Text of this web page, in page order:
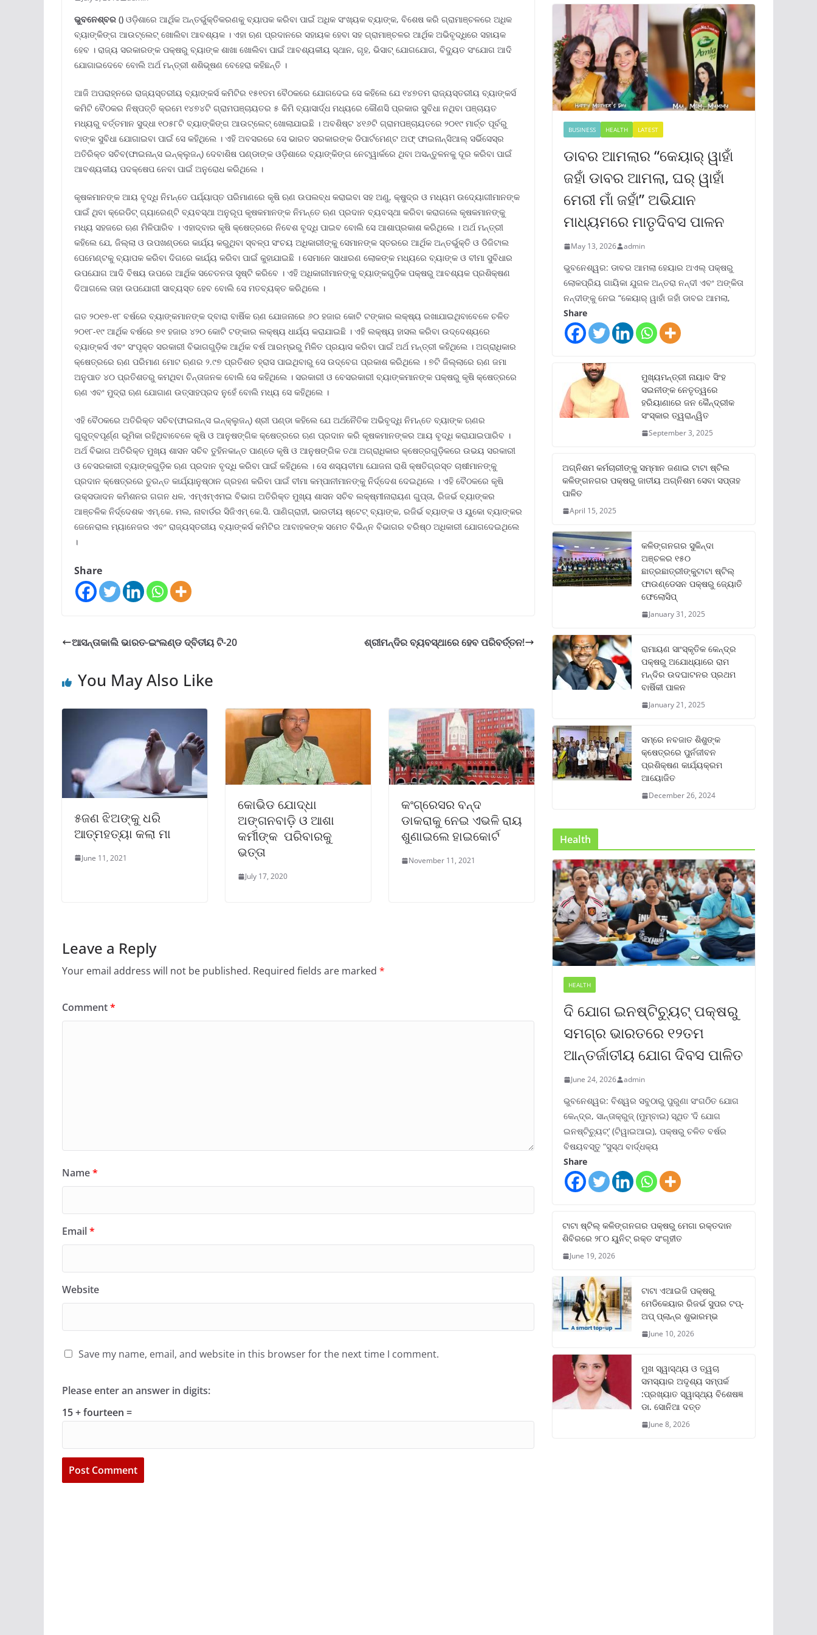
ଭୁବନେଶ୍ବର () ଓଡ଼ିଶାରେ ଆର୍ଥିକ ଅନ୍ତର୍ଭୁକ୍ତିକରଣକୁ ବ୍ୟାପକ କରିବା ପାଇଁ ଅଧିକ ସଂଖ୍ୟକ ବ୍ୟାଙ୍କ, ବିଶେଷ କରି ଗ୍ରାମାଞ୍ଚଳରେ ଅଧିକ
ବ୍ୟାଙ୍କିଙ୍ଗ ଆଉଟ୍‌ଲେଟ୍‌ ଖୋଲିବା ଆବଶ୍ୟକ । ଏହା ଋଣ ପ୍ରଦାନରେ ସହାୟକ ହେବା ସହ ଗ୍ରାମାଞ୍ଚଳର ଆର୍ଥିକ ଅଭିବୃଦ୍ଧିରେ ସହାୟକ
ହେବ । ରାଜ୍ୟ ସରକାରଙ୍କ ପକ୍ଷରୁ ବ୍ୟାଙ୍କ ଶାଖା ଖୋଲିବା ପାଇଁ ଆବଶ୍ୟକୀୟ ସ୍ଥାନ, ଗୃହ, ଭିସାଟ୍‌ ଯୋଗଯୋଗ, ବିଦ୍ୟୁତ ସଂଯୋଗ ଆଦି
ଯୋଗାଇଦେବେ ବୋଲି ଅର୍ଥ ମନ୍ତ୍ରୀ ଶଶିଭୂଷଣ ବେହେରା କହିଛନ୍ତି ।
ଆଜି ଅପରାହ୍ନରେ ରାଜ୍ୟସ୍ତରୀୟ ବ୍ୟାଙ୍କର୍ସ କମିଟିର ୧୫୧ତମ ବୈଠକରେ ଯୋଗଦେଇ ସେ କହିଲେ ଯେ ୧୪୭ତମ ରାଜ୍ୟସ୍ତରୀୟ ବ୍ୟାଙ୍କର୍ସ
କମିଟି ବୈଠକର ନିଷ୍ପତ୍ତି କ୍ରମେ ୧୪୭୪ଟି ଗ୍ରାମପଞ୍ଚାୟତର ୫ କିମି ବ୍ୟାସାର୍ଦ୍ଧ ମଧ୍ୟରେ କୌଣସି ପ୍ରକାର ସୁବିଧା ନଥିବା ପଞ୍ଚାୟତ
ମଧ୍ୟରୁ ବର୍ତ୍ତମାନ ସୁଦ୍ଧା ୧୦୫୮ଟି ବ୍ୟାଙ୍କିଙ୍ଗ ଆଉଟ୍‌ଲେଟ୍‌ ଖୋଲାଯାଇଛି । ଅବଶିଷ୍ଟ ୪୧୬ଟି ଗ୍ରାମପଞ୍ଚାୟତରେ ୨୦୧୯ ମାର୍ଚ୍ଚ ପୂର୍ବରୁ
ବାଙ୍କ ସୁବିଧା ଯୋଗାଇବା ପାଇଁ ସେ କହିଥିଲେ । ଏହି ଅବସରରେ ସେ ଭାରତ ସରକାରଙ୍କ ଡିପାର୍ଟମେଣ୍ଟ ଅଫ୍‌ ଫାଇନାନ୍‌ସିଆଲ୍‌ ସର୍ଭିସେସ୍‌ର
ଅତିରିକ୍ତ ସଚିବ(ଫାଇନାନ୍ସ ଇନ୍‌କ୍ଲୁଜନ୍‌) ଦେବାଶିଷ ପଣ୍ଡାଙ୍କ ଓଡ଼ିଶାରେ ବ୍ୟାଙ୍କିଙ୍ଗ ନେଟ୍‌ୱାର୍କରେ ଥିବା ଅସନ୍ତୁଳନକୁ ଦୂର କରିବା ପାଇଁ
ଆବଶ୍ୟକୀୟ ପଦକ୍ଷେପ ନେବା ପାଇଁ ଅନୁରୋଧ କରିଥିଲେ ।
କୃଷକମାନଙ୍କ ଆୟ ବୃଦ୍ଧି ନିମନ୍ତେ ପର୍ଯ୍ୟାପ୍ତ ପରିମାଣରେ କୃଷି ଋଣ ଉପଲବ୍ଧ କରାଇବା ସହ ଅଣୁ, କ୍ଷୁଦ୍ର ଓ ମଧ୍ୟମ ଉଦ୍ୟୋଗୀମାନଙ୍କ
ପାଇଁ ଥିବା କ୍ରେଡିଟ୍‌ ଗ୍ୟାରେଣ୍ଟି ବ୍ୟବସ୍ଥା ଅନୁରୂପ କୃଷକମାନଙ୍କ ନିମନ୍ତେ ଋଣ ପ୍ରଦାନ ବ୍ୟବସ୍ଥା କରିବା କରାଗଲେ କୃଷକମାନଙ୍କୁ
ମଧ୍ୟ ସହଜରେ ଋଣ ମିଳିପାରିବ । ଏହାଦ୍ବାର କୃଷି କ୍ଷେତ୍ରରେ ନିବେଶ ବୃଦ୍ଧି ପାଇବ ବୋଲି ସେ ଆଶାପ୍ରକାଶ କରିଥିଲେ । ଅର୍ଥ ମନ୍ତ୍ରୀ
କହିଲେ ଯେ, ଜିଲ୍ଲା ଓ ଉପଖଣ୍ଡରେ କାର୍ଯ୍ୟ କରୁଥିବା ସ୍ବଳ୍ପ ସଂଚୟ ଅଧିକାରୀଙ୍କୁ ସେମାନଙ୍କ ସ୍ତରରେ ଆର୍ଥିକ ଅନ୍ତର୍ଭୁକ୍ତି ଓ ଡିଜିଟାଲ
ପେମେଣ୍ଟକୁ ବ୍ୟାପକ କରିବା ଦିଗରେ କାର୍ଯ୍ୟ କରିବା ପାଇଁ କୁହାଯାଇଛି । ସେମାନେ ସାଧାରଣ ଲୋକଙ୍କ ମଧ୍ୟରେ ବ୍ୟାଙ୍କ ଓ ବୀମା ସୁବିଧାର
ଉପଯୋଗ ଆଦି ବିଷୟ ଉପରେ ଆର୍ଥିକ ସଚେତନତା ସୃଷ୍ଟି କରିବେ । ଏହି ଅଧିକାରୀମାନଙ୍କୁ ବ୍ୟାଙ୍କଗୁଡ଼ିକ ପକ୍ଷରୁ ଆବଶ୍ୟକ ପ୍ରଶିକ୍ଷଣ
ଦିଆଗଲେ ତାହା ଉପଯୋଗୀ ସାବ୍ୟସ୍ତ ହେବ ବୋଲି ସେ ମତବ୍ୟକ୍ତ କରିଥିଲେ ।
ଗତ ୨୦୧୭-୧୮ ବର୍ଷରେ ବ୍ୟାଙ୍କମାନଙ୍କ ଦ୍ବାରା ବାର୍ଷିକ ଋଣ ଯୋଜନାରେ ୬୦ ହଜାର କୋଟି ଟଙ୍କାର ଲକ୍ଷ୍ୟ ରଖାଯାଇଥିବାବେଳେ ଚଳିତ
୨୦୧୮-୧୯ ଆର୍ଥିକ ବର୍ଷରେ ୭୧ ହଜାର ୪୨୦ କୋଟି ଟଙ୍କାର ଲକ୍ଷ୍ୟ ଧାର୍ଯ୍ୟ କରାଯାଇଛି । ଏହି ଲକ୍ଷ୍ୟ ହାସଲ କରିବା ଉଦ୍ଦେଶ୍ୟରେ
ବ୍ୟାଙ୍କର୍ସ ଏବଂ ସଂପୃକ୍ତ ସରକାରୀ ବିଭାଗଗୁଡ଼ିକ ଆର୍ଥିକ ବର୍ଷ ଆରମ୍ଭରୁ ମିଳିତ ପ୍ରୟାସ କରିବା ପାଇଁ ଅର୍ଥ ମନ୍ତ୍ରୀ କହିଥିଲେ । ଅଗ୍ରାଧିକାର
କ୍ଷେତ୍ରରେ ଋଣ ପରିମାଣ ମୋଟ ଋଣର ୨.୯୭ ପ୍ରତିଶତ ହ୍ରାସ ପାଇଥିବାରୁ ସେ ଉଦ୍‌ବେଗ ପ୍ରକାଶ କରିଥିଲେ । ୭ଟି ଜିଲ୍ଲାରେ ଋଣ ଜମା
ଅନୁପାତ ୪୦ ପ୍ରତିଶତରୁ କମଥିବା ଚିନ୍ତାଜନକ ବୋଲି ସେ କହିଥିଲେ । ସରକାରୀ ଓ ବେସରକାରୀ ବ୍ୟାଙ୍କମାନଙ୍କ ପକ୍ଷରୁ କୃଷି କ୍ଷେତ୍ରରେ
ଋଣ ଏବଂ ମୁଦ୍ରା ଋଣ ଯୋଗାଣ ଉତ୍ସାହପ୍ରଦ ନୁହେଁ ବୋଲି ମଧ୍ୟ ସେ କହିଥିଲେ ।
ଏହି ବୈଠକରେ ଅତିରିକ୍ତ ସଚିବ(ଫାଇନାନ୍ସ ଇନ୍‌କ୍ଲୁଜନ୍‌) ଶ୍ରୀ ପଣ୍ଡା କହିଲେ ଯେ ଅର୍ଥନୈତିକ ଅଭିବୃଦ୍ଧି ନିମନ୍ତେ ବ୍ୟାଙ୍କ ଋଣର
ଗୁରୁତ୍ବପୂର୍ଣ୍ଣ ଭୂମିକା ରହିଥିବାବେଳେ କୃଷି ଓ ଆନୁଷଙ୍ଗିକ କ୍ଷେତ୍ରରେ ଋଣ ପ୍ରଦାନ କରି କୃଷକମାନଙ୍କର ଆୟ ବୃଦ୍ଧି କରାଯାଇପାରିବ ।
ଅର୍ଥ ବିଭାଗ ଅତିରିକ୍ତ ମୁଖ୍ୟ ଶାସନ ସଚିବ ତୁହିନକାନ୍ତ ପାଣ୍ଡେ କୃଷି ଓ ଆନୁଷଙ୍ଗିକ ତଥା ଅଗ୍ରାଧିକାର କ୍ଷେତ୍ରଗୁଡ଼ିକରେ ଉଭୟ ସରକାରୀ
ଓ ବେସରକାରୀ ବ୍ୟାଙ୍କଗୁଡ଼ିକ ଋଣ ପ୍ରଦାନ ବୃଦ୍ଧି କରିବା ପାଇଁ କହିଥିଲେ । ସେ ଶସ୍ୟବୀମା ଯୋଜନା ରାଶି କ୍ଷତିଗ୍ରସ୍ତ ଚାଷୀମାନଙ୍କୁ
ପ୍ରଦାନ କ୍ଷେତ୍ରରେ ତୁରନ୍ତ କାର୍ଯ୍ୟାନୁଷ୍ଠାନ ଗ୍ରହଣ କରିବା ପାଇଁ ବୀମା କମ୍ପାନୀମାନଙ୍କୁ ନିର୍ଦ୍ଦେଶ ଦେଇଥିଲେ । ଏହି ବୈଠକରେ କୃଷି
ଉକ୍ସଊାଦନ କମିଶନର ଗଗନ ଧଳ, ଏମ୍‌ଏମ୍‌ଏମଇ ବିଭାଗ ଅତିରିକ୍ତ ମୁଖ୍ୟ ଶାସନ ସଚିବ ଲକ୍ଷ୍ମୀନାରାୟଣ ଗୁପ୍ତା, ରିଜର୍ଭ ବ୍ୟାଙ୍କର
ଆଞ୍ଚଳିକ ନିର୍ଦ୍ଦେଶକ ଏମ୍‌.କେ. ମଲ, ନାବାର୍ଡର ସିଜିଏମ୍‌ କେ.ସି. ପାଣିଗ୍ରାହୀ, ଭାରତୀୟ ଷ୍ଟେଟ୍‌ ବ୍ୟାଙ୍କ, ରଜିର୍ଭ ବ୍ୟାଙ୍କ ଓ ୟୁକୋ ବ୍ୟାଙ୍କର
ଜେନେରାଲ ମ୍ୟାନେଜର ଏବଂ ରାଜ୍ୟସ୍ତରୀୟ ବ୍ୟାଙ୍କର୍ସ କମିଟିର ଆବାହକଙ୍କ ସମେତ ବିଭିନ୍ନ ବିଭାଗର ବରିଷ୍ଠ ଅଧିକାରୀ ଯୋଗଦେଇଥିଲେ
।
Share
ଆସନ୍ତାକାଲି ଭାରତ-ଇଂଲଣ୍ଡ ଦ୍ବିତୀୟ ଟି-20 ଶ୍ରୀମନ୍ଦିର ବ୍ୟବସ୍ଥାରେ ହେବ ପରିବର୍ତ୍ତନ!
You May Also Like
୫ଜଣ ଝିଅଙ୍କୁ ଧରି
ଆତ୍ମହତ୍ୟା କଲା ମା
June 11, 2021
କୋଭିଡ ଯୋଦ୍ଧା
ଅଙ୍ଗନବାଡ଼ି ଓ ଆଶା
କର୍ମୀଙ୍କ ପରିବାରକୁ
ଭତ୍ତା
July 17, 2020
କଂଗ୍ରେସର ବନ୍ଦ
ଡାକରାକୁ ନେଇ ଏଭଳି ରାୟ
ଶୁଣାଇଲେ ହାଇକୋର୍ଟ
November 11, 2021
Leave a Reply
Your email address will not be published. Required fields are marked *
Comment*
Name*
Email*
Website
Save my name, email, and website in this browser for the next time I comment.
Please enter an answer in digits:
15 + fourteen =
BUSINESS HEALTH LATEST
ଡାବର ଆମଲାର “କେୟାର୍ ୱାହାଁ
ଜହାଁ ଡାବର ଆମଲା, ଘର୍ ୱାହାଁ
ମେରୀ ମାଁ ଜହାଁ” ଅଭିଯାନ
ମାଧ୍ୟମରେ ମାତୃଦିବସ ପାଳନ
May 13, 2026 admin
ଭୁବନେଶ୍ୱର: ଡାବର ଆମଲା ହେୟାର ଅଏଲ୍ ପକ୍ଷରୁ
ଲୋକପ୍ରିୟ ଗାୟିକା ଯୁଗଳ ଅନ୍ତରା ନନ୍ଦୀ ଏବଂ ଅଙ୍କିତା
ନନ୍ଦୀଙ୍କୁ ନେଇ “କେୟାର୍ ୱାହାଁ ଜହାଁ ଡାବର ଆମଲା,
Share
ମୁଖ୍ୟମନ୍ତ୍ରୀ ନାୟାବ ସିଂହ
ସଇନୀଙ୍କ ନେତୃତ୍ୱରେ
ହରିୟାଣାରେ ଜନ କୈନ୍ଦ୍ରୀକ
ସଂସ୍କାର ତ୍ୱରାନ୍ୱିତ
September 3, 2025
ଅଗ୍ନିଶମ କର୍ମଚାରୀଙ୍କୁ ସମ୍ମାନ ଜଣାଇ ଟାଟା ଷ୍ଟିଲ
କଳିଙ୍ଗନଗର ପକ୍ଷରୁ ଜାତୀୟ ଅଗ୍ନିଶମ ସେବା ସପ୍ତାହ
ପାଳିତ
April 15, 2025
କଳିଙ୍ଗନଗର ସୁକିନ୍ଦା
ଅଞ୍ଚଳର ୧୫୦
ଛାତ୍ରଛାତ୍ରୀଙ୍କୁଟାଟା ଷ୍ଟିଲ୍
ଫାଉଣ୍ଡେସନ ପକ୍ଷରୁ ଜ୍ୟୋତି
ଫେଲୋସିପ୍‌
January 31, 2025
ରାମାୟଣ ସାଂସ୍କୃତିକ କେନ୍ଦ୍ର
ପକ୍ଷରୁ ଅଯୋଧ୍ୟାରେ ରାମ
ମନ୍ଦିର ଉଦଘାଟନର ପ୍ରଥମ
ବାର୍ଷିକୀ ପାଳନ
January 21, 2025
ସମ୍‌ରେ ନବଜାତ ଶିଶୁଙ୍କ
କ୍ଷେତ୍ରରେ ପୁର୍ନଜୀବନ
ପ୍ରଶିକ୍ଷଣ କାର୍ଯ୍ୟକ୍ରମ
ଆୟୋଜିତ
December 26, 2024
Health
HEALTH
ଦି ଯୋଗ ଇନଷ୍ଟିଚ୍ୟୁଟ୍ ପକ୍ଷରୁ
ସମଗ୍ର ଭାରତରେ ୧୨ତମ
ଆନ୍ତର୍ଜାତୀୟ ଯୋଗ ଦିବସ ପାଳିତ
June 24, 2026 admin
ଭୁବନେଶ୍ୱର: ବିଶ୍ୱର ସବୁଠାରୁ ପୁରୁଣା ସଂଗଠିତ ଯୋଗ
କେନ୍ଦ୍ର, ସାନ୍ତାକ୍ରୁଜ୍ (ମୁମ୍ବାଇ) ସ୍ଥିତ ‘ଦି ଯୋଗ
ଇନଷ୍ଟିଚ୍ୟୁଟ୍‌’ (ଟିୱାଇଆଇ), ପକ୍ଷରୁ ଚଳିତ ବର୍ଷର
ବିଷୟବସ୍ତୁ “ସୁସ୍ଥ ବାର୍ଦ୍ଧକ୍ୟ
Share
ଟାଟା ଷ୍ଟିଲ୍‌ କଳିଙ୍ଗନଗର ପକ୍ଷରୁ ମେଗା ରକ୍ତଦାନ
ଶିବିରରେ ୨୮୦ ୟୁନିଟ୍‌ ରକ୍ତ ସଂଗୃହୀତ
June 19, 2026
ଟାଟା ଏଆଇଜି ପକ୍ଷରୁ
ମେଡିକେୟାର ରିଜର୍ଭ ସୁପର ଟପ୍‌-
ଅପ୍ ପ୍ଲାନ୍‌ର ଶୁଭାରମ୍ଭ
June 10, 2026
ମୁଖ ସ୍ୱାସ୍ଥ୍ୟ ଓ ତ୍ୱଚା
ସମସ୍ୟାର ଅଦୃଶ୍ୟ ସମ୍ପର୍କ
:ପ୍ରଖ୍ୟାତ ସ୍ୱାସ୍ଥ୍ୟ ବିଶେଷଜ୍ଞ
ଡା. ସୋନିଆ ଦତ୍ତ
June 8, 2026